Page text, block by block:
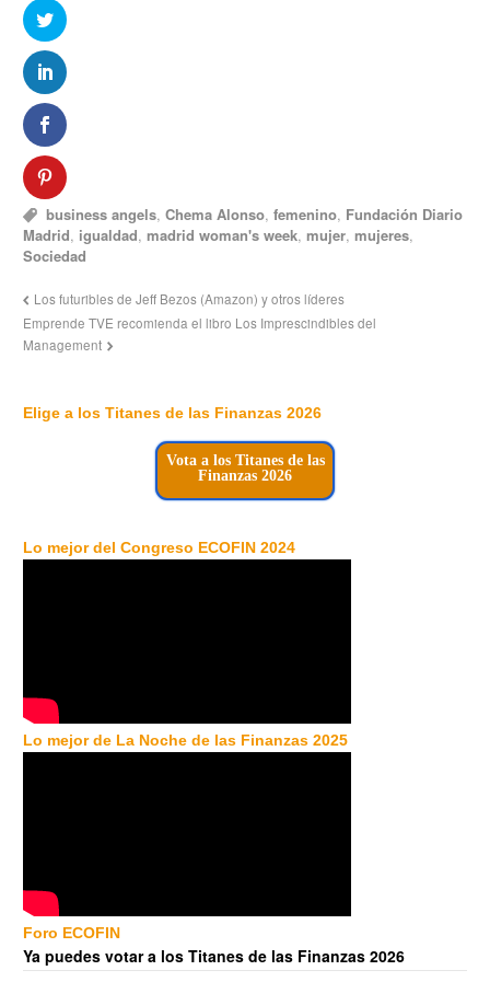
business angels,Chema Alonso,femenino, Fundación Diario
Madrid, igualdad,madrid woman's week,mujer,mujeres,
Sociedad
Los futuribles de Jeff Bezos (Amazon) y otros líderes
Emprende TVE recomienda el libro Los Imprescindibles del
Management
Elige a los Titanes de las Finanzas 2026
Vota a los Titanes de las
Finanzas 2026
Lo mejor del Congreso ECOFIN 2024
Lo mejor de La Noche de las Finanzas 2025
Foro ECOFIN
Ya puedes votar a los Titanes de las Finanzas 2026